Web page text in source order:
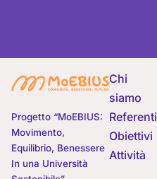
Progetto “MoEBIUS:
Movimento,
Equilibrio, Benessere
In una Università
Chi
siamo
Referenti
Obiettivi
Attività